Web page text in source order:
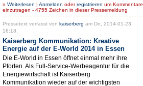
» Weiterlesen | Anmelden oderregistrieren um Kommentare
einzutragen - 4755 Zeichen in dieser Pressemeldung
Pressetext verfasst von kaiserberg am Do, 2014-01-23
16:18.
Kaiserberg Kommunikation: Kreative
Energie auf der E-World 2014 in Essen
Die E-World in Essen öffnet einmal mehr ihre
Pforten. Als Full-Service-Werbeagentur für die
Energiewirtschaft ist Kaiserberg
Kommunikation wieder auf der wichtigsten